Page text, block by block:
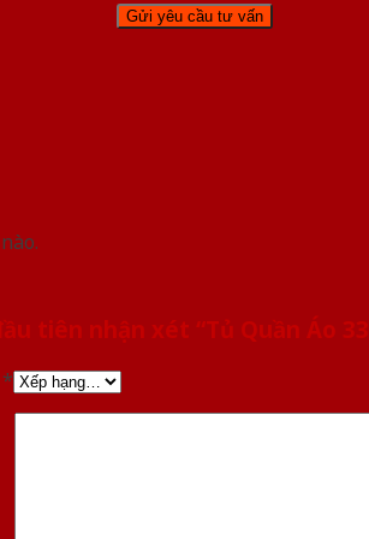
tiên nhận xét “Tủ Quần Áo
*